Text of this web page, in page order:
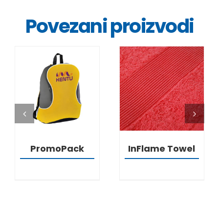
Povezani proizvodi
DETALJI
PromoPack
DETALJI
InFlame Towel